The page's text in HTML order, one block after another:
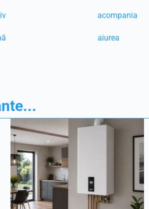
acompania
aiurea